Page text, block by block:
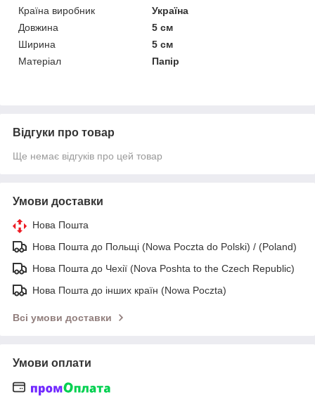
Країна виробник
Україна
Довжина
5 см
Ширина
5 см
Матеріал
Папір
Відгуки про товар
Ще немає відгуків про цей товар
Умови доставки
Нова Пошта
Нова Пошта до Польщі (Nowa Poczta do Polski) / (Poland)
Нова Пошта до Чехії (Nova Poshta to the Czech Republic)
Нова Пошта до інших країн (Nowa Poczta)
Всі умови доставки
Умови оплати